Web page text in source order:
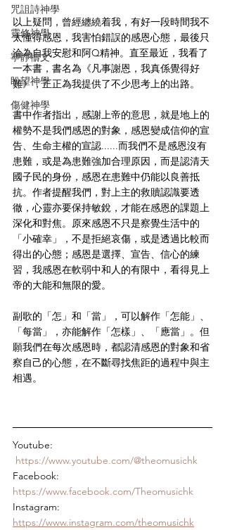
咒詛詩神學
靈修神學
寧靜禱文
盼望神學
傷健神學
以上疑問，曾經纏繞着我，有好一段時間我不
太懂得感恩，我害怕錯誤的感恩心態，最後只
淪為自我安慰和阿Q精神。直至最近，我看了
一本書，書名為《凡事謝恩，我真係覺得好
難》，正正為我提供了不少思考上的出路。
書中作者指出，感謝上帝的意思，就是地上的
權勢不是我們感恩的對象，感恩變成信仰的宣
告、生命主權的宣認......而我們不是感恩沒有
患難，或是為患難強加合理原因，而是認清天
國子民的身份，感恩在患難中仍能以良善抵
抗。作者提醒我們，對上主的救贖認識要透
徹，心靈亦要保持敏銳，才能在感恩的課題上
深化和對焦。原來感恩不只是察覺生活中的
「小確幸」，不是拒絕哀傷，或是透過比較而
得出的心態；感恩是選擇、宣告、信心的練
習，我感恩在軟弱中和人的有限中，看得見上
帝的大能和無限的愛。
副歌的「怎」和「當」，可以解作「怎能」、
「每當」，亦能解作「怎樣」、「應當」。但
願我們在每次感恩時，都認清感恩的對象和省
察自己的心態，在不斷尋找焦距的過程中與主
相遇。
Youtube:
https://www.youtube.com/@theomusichk
Facebook:
https://www.facebook.com/Theomusichk
Instagram:
https://www.instagram.com/theomusichk